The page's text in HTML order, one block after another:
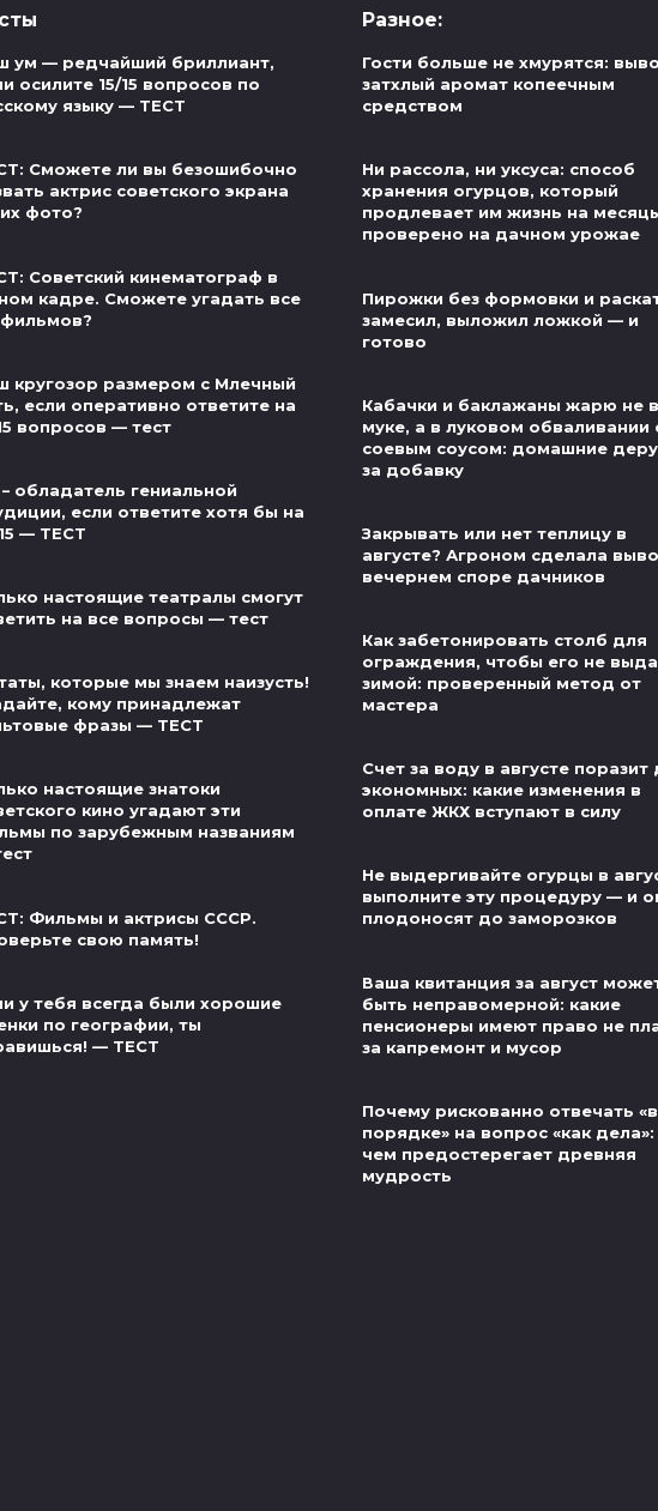
ум — редчайший бриллиант,
осилите 15/15 вопросов по
языку — ТЕСТ
Сможете ли вы безошибочно
актрис советского экрана
фото?
Советский кинематограф в
кадре. Сможете угадать все
кругозор размером с Млечный
если оперативно ответите на
вопросов — тест
обладатель гениальной
если ответите хотя бы на
— ТЕСТ
настоящие театралы смогут
на все вопросы — тест
которые мы знаем наизусть!
кому принадлежат
фразы — ТЕСТ
настоящие знатоки
кино угадают эти
по зарубежным названиям
Фильмы и актрисы СССР.
свою память!
у тебя всегда были хорошие
по географии, ты
— ТЕСТ
Разное:
Гости больше не хмурятся:
затхлый аромат копеечным
средством
Ни рассола, ни уксуса: способ
хранения огурцов, который
продлевает им жизнь на
проверено на дачном урожае
Пирожки без формовки и
замесил, выложил ложкой — и
готово
Кабачки и баклажаны жарю не в
муке, а в луковом обваливании
соевым соусом: домашние
за добавку
Закрывать или нет теплицу в
августе? Агроном сделала
вечернем споре дачников
Как забетонировать столб для
ограждения, чтобы его не
зимой: проверенный метод от
мастера
Счет за воду в августе
экономных: какие изменения в
оплате ЖКХ вступают в силу
Не выдергивайте огурцы в
выполните эту процедуру — и
плодоносят до заморозков
Ваша квитанция за август
быть неправомерной: какие
пенсионеры имеют право не
за капремонт и мусор
Почему рискованно отвечать
порядке» на вопрос «как
чем предостерегает древняя
мудрость